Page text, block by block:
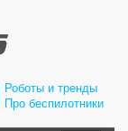
Роботы и тренды
Про беспилотники